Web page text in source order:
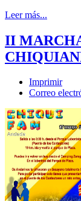
Leer más...
II
Imprimir
Correo